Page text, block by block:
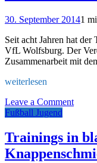
TuS
30. September 20141
Seit acht Jahren hat
VfL Wolfsburg. Der
Zusammenarbeit mit
weiterlesen
Leave a Commenton
beim
VfL
Fußball Jugend
Trainings in